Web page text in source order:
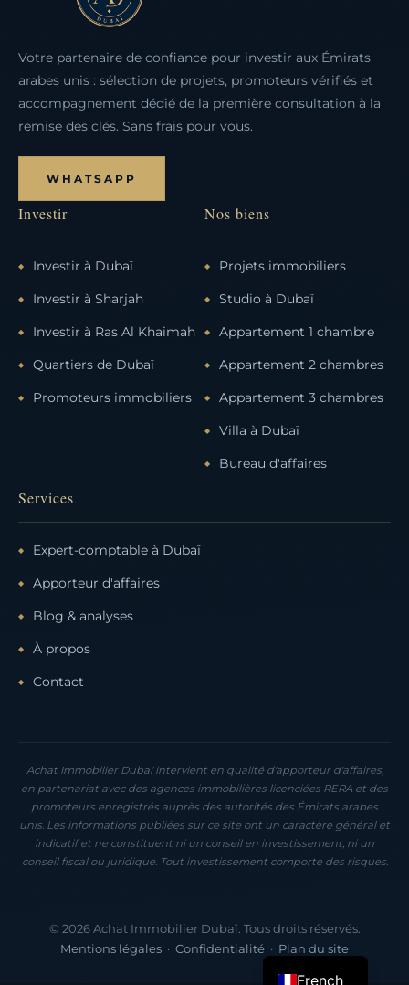
Votre partenaire de confiance pour investir aux Émirats
arabes unis : sélection de projets, promoteurs vérifiés et
accompagnement dédié de la première consultation à la
remise des clés. Sans frais pour vous.
WHATSAPP
Investir
Investir à Dubaï
Investir à Sharjah
Investir à Ras Al Khaimah
Quartiers de Dubaï
Promoteurs immobiliers
Nos biens
Projets immobiliers
Studio à Dubaï
Appartement 1 chambre
Appartement 2 chambres
Appartement 3 chambres
Villa à Dubaï
Bureau d'affaires
Services
Expert-comptable à Dubaï
Apporteur d'affaires
Blog & analyses
À propos
Contact
Achat Immobilier Dubaï intervient en qualité d'apporteur d'affaires,
en partenariat avec des agences immobilières licenciées RERA et des
promoteurs enregistrés auprès des autorités des Émirats arabes
unis. Les informations publiées sur ce site ont un caractère général et
indicatif et ne constituent ni un conseil en investissement, ni un
conseil fiscal ou juridique. Tout investissement comporte des risques.
© 2026 Achat Immobilier Dubaï. Tous droits réservés.
Mentions légales · Confidentialité · Plan du site
French